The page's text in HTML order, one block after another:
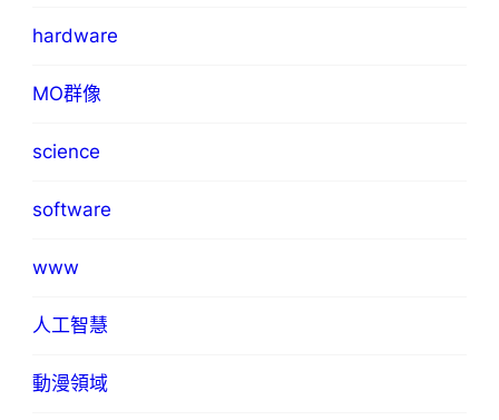
hardware
MO群像
science
software
www
人工智慧
動漫領域